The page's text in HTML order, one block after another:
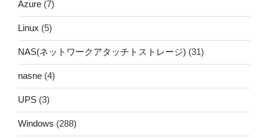
Azure (7)
Linux (5)
NAS(ネットワークアタッチトストレージ) (31)
nasne (4)
UPS (3)
Windows (288)